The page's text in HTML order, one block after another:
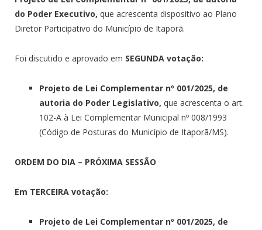
do Poder Executivo, que acrescenta dispositivo ao Plano
Diretor Participativo do Município de Itaporã.
Foi discutido e aprovado em SEGUNDA votação:
Projeto de Lei Complementar nº 001/2025, de
autoria do Poder Legislativo, que acrescenta o art.
102-A à Lei Complementar Municipal nº 008/1993
(Código de Posturas do Município de Itaporã/MS).
ORDEM DO DIA – PRÓXIMA SESSÃO
Em TERCEIRA votação:
Projeto de Lei Complementar nº 001/2025, de